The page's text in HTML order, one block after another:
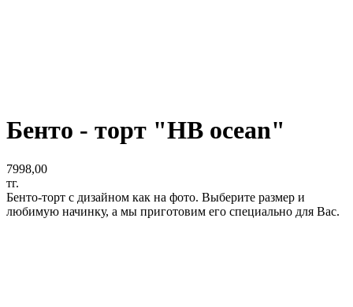
Бенто - торт "HB ocean"
7998,00
тг.
Бенто-торт с дизайном как на фото. Выберите размер и
любимую начинку, а мы приготовим его специально для Вас.